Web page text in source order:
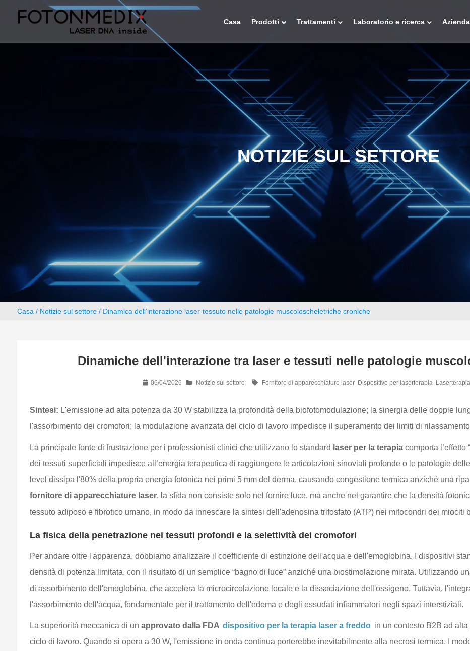
Casa Prodotti Trattamenti Laboratorio e ricerca Azienda
NOTIZIE SUL SETTORE
Casa / Notizie sul settore/ Dinamica dell'interazione laser-tessuto nelle patologie muscoloscheletriche croniche
Dinamiche dell'interazione tra laser e tessuti nelle patologie
06/04/2026 Notizie sul settore Fornitore di apparecchiature laser Dispositivo per laserterapia
Sintesi: L'emissione ad alta potenza da 30 W stabilizza la profondità della biofotomodulazione; la sinergia delle doppie
l'assorbimento dei cromofori; la modulazione avanzata del ciclo di lavoro impedisce il superamento dei limiti di
La principale fonte di frustrazione per i professionisti clinici che utilizzano lo standard laser per la terapia comporta l’effetto
dei tessuti superficiali impedisce all’energia terapeutica di raggiungere le articolazioni sinoviali profonde o le patologie
level dissipa l'80% della propria energia fotonica nei primi 5 mm del derma, causando congestione termica anziché una
fornitore di apparecchiature laser, la sfida non consiste solo nel fornire luce, ma anche nel garantire che la densità
tessuto adiposo e fibrotico umano, in modo da innescare la sintesi dell'adenosina trifosfato (ATP) nei mitocondri dei miociti
La fisica della penetrazione nei tessuti profondi e la selettività dei cromofori
Per andare oltre l'apparenza, dobbiamo analizzare il coefficiente di estinzione dell'acqua e dell'emoglobina. I dispositivi
densità di potenza limitata, con il risultato di un semplice “bagno di luce” anziché una biostimolazione mirata. Utilizzando
di assorbimento dell'emoglobina, che accelera la microcircolazione locale e la dissociazione dell'ossigeno. Tuttavia,
l'assorbimento dell'acqua, fondamentale per il trattamento dell'edema e degli essudati infiammatori negli spazi interstiziali.
La superiorità meccanica di unapprovato dalla FDA dispositivo per la terapia laser a freddo in un contesto B2B ad
ciclo di lavoro. Quando si opera a 30 W, l'emissione in onda continua porterebbe inevitabilmente alla necrosi termica. I